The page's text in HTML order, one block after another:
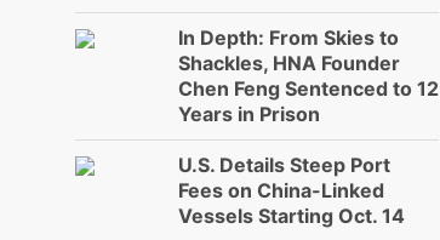
In Depth: From Skies to
Shackles, HNA Founder
Chen Feng Sentenced to 12
Years in Prison
U.S. Details Steep Port
Fees on China-Linked
Vessels Starting Oct. 14